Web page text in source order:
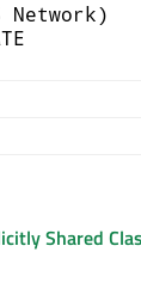
Network)
Shared